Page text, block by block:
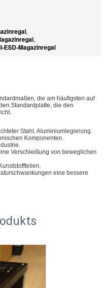
,
,
Magazinregal
die am häufigsten auf
die den
Stahl, Aluminiumlegierung.
Komponenten.
Verschleißung von beweglichen
eine bessere